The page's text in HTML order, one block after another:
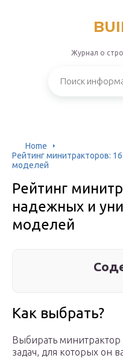
Журнал о
Home
Рейтинг минитракторов:
моделей
Рейтинг
надежных и
моделей
Как выбрать?
Выбирать минитрактор
задач, для которых он